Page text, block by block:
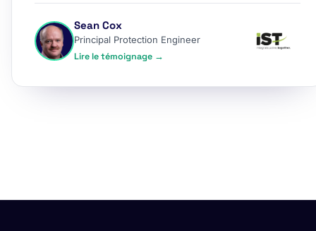
Sean Cox
Principal Protection Engineer
Lire le témoignage →